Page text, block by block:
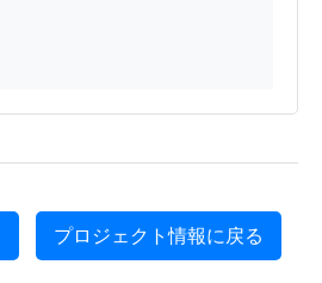
プロジェクト情報に戻る